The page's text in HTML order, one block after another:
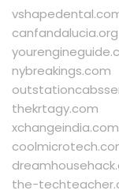
canfandalucia.org
nybreakings.com
thekrtagy.com
xchangeindia.com
the-